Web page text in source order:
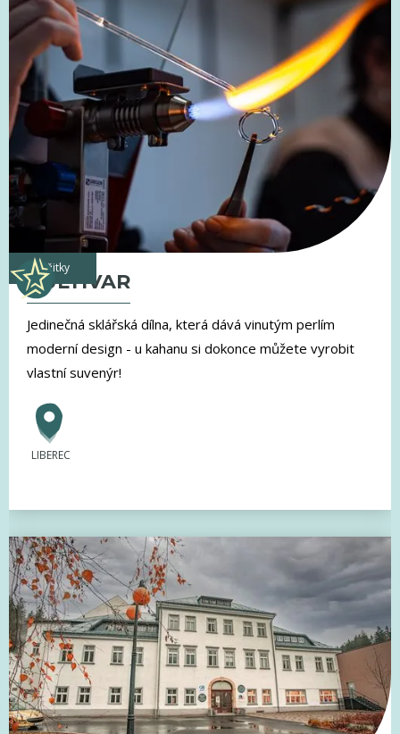
zážitky
KULTIVAR
Jedinečná sklářská dílna, která dává vinutým perlím
moderní design - u kahanu si dokonce můžete vyrobit
vlastní suvenýr!
LIBEREC